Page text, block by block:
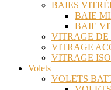
BAIES
BAIE
BAIE
VITRAGE DE
VITRAGE
VITRAGE
Volets
VOLETS